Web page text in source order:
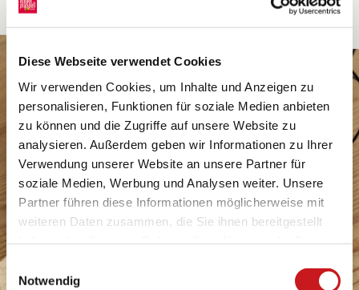
Diese Webseite verwendet Cookies
Wir verwenden Cookies, um Inhalte und Anzeigen zu
personalisieren, Funktionen für soziale Medien anbieten
zu können und die Zugriffe auf unsere Website zu
analysieren. Außerdem geben wir Informationen zu Ihrer
Verwendung unserer Website an unsere Partner für
soziale Medien, Werbung und Analysen weiter. Unsere
Partner führen diese Informationen möglicherweise mit
weiteren Daten zusammen, die Sie ihnen bereitgestellt
Datenschutzhinweisen
mehr darüber, wer wir sind, wie
Einwilligungsauswahl
Notwendig